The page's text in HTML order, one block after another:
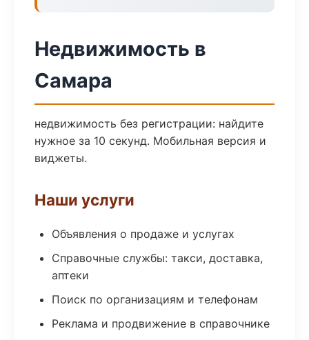
Недвижимость в
Самара
недвижимость без регистрации: найдите
нужное за 10 секунд. Мобильная версия и
виджеты.
Наши услуги
Объявления о продаже и услугах
Справочные службы: такси, доставка,
аптеки
Поиск по организациям и телефонам
Реклама и продвижение в справочнике